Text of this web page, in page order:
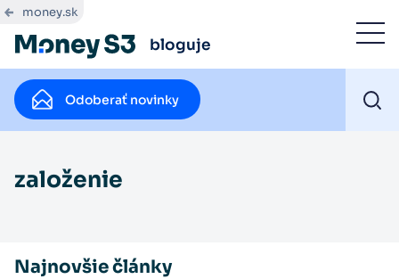
money.sk
bloguje
Odoberať novinky
založenie
Najnovšie články